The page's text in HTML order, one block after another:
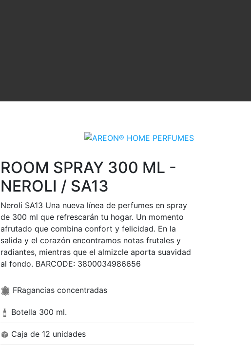
ROOM SPRAY 300 ML -
NEROLI / SA13
Neroli SA13 Una nueva línea de perfumes en spray
de 300 ml que refrescarán tu hogar. Un momento
afrutado que combina confort y felicidad. En la
salida y el corazón encontramos notas frutales y
radiantes, mientras que el almizcle aporta suavidad
al fondo. BARCODE: 3800034986656
FRagancias concentradas
Botella 300 ml.
Caja de 12 unidades